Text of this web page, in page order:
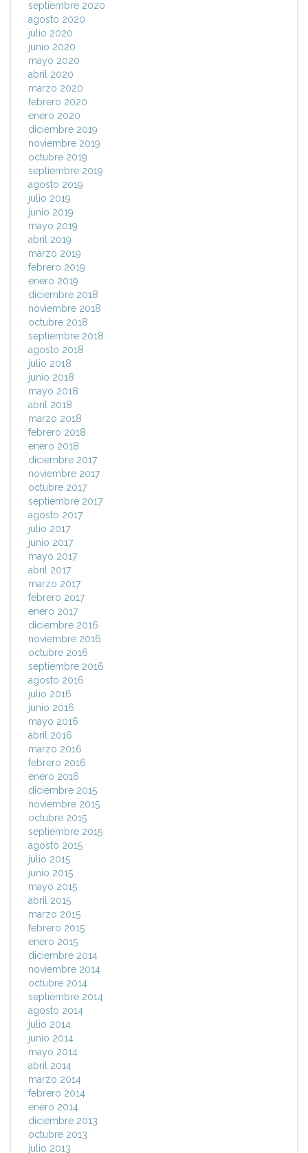
septiembre 2020
agosto 2020
julio 2020
junio 2020
mayo 2020
abril 2020
marzo 2020
febrero 2020
enero 2020
diciembre 2019
noviembre 2019
octubre 2019
septiembre 2019
agosto 2019
julio 2019
junio 2019
mayo 2019
abril 2019
marzo 2019
febrero 2019
enero 2019
diciembre 2018
noviembre 2018
octubre 2018
septiembre 2018
agosto 2018
julio 2018
junio 2018
mayo 2018
abril 2018
marzo 2018
febrero 2018
enero 2018
diciembre 2017
noviembre 2017
octubre 2017
septiembre 2017
agosto 2017
julio 2017
junio 2017
mayo 2017
abril 2017
marzo 2017
febrero 2017
enero 2017
diciembre 2016
noviembre 2016
octubre 2016
septiembre 2016
agosto 2016
julio 2016
junio 2016
mayo 2016
abril 2016
marzo 2016
febrero 2016
enero 2016
diciembre 2015
noviembre 2015
octubre 2015
septiembre 2015
agosto 2015
julio 2015
junio 2015
mayo 2015
abril 2015
marzo 2015
febrero 2015
enero 2015
diciembre 2014
noviembre 2014
octubre 2014
septiembre 2014
agosto 2014
julio 2014
junio 2014
mayo 2014
abril 2014
marzo 2014
febrero 2014
enero 2014
diciembre 2013
octubre 2013
julio 2013